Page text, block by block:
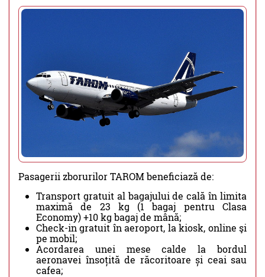
Pasagerii zborurilor TAROM beneficiază de:
Transport gratuit al bagajului de cală în limita
maximă de 23 kg (1 bagaj pentru Clasa
Economy) +10 kg bagaj de mână;
Check-in gratuit în aeroport, la kiosk, online şi
pe mobil;
Acordarea unei mese calde la bordul
aeronavei însoțită de răcoritoare și ceai sau
cafea;